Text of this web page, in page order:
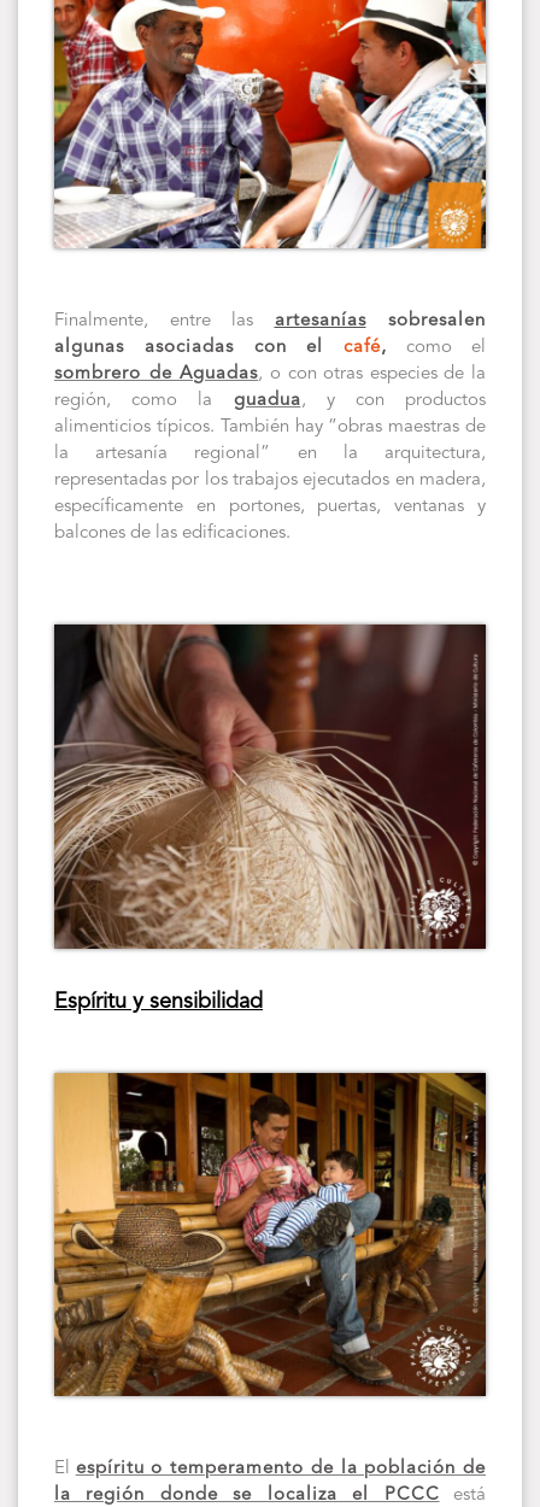
Finalmente, entre las artesaníassobresalen
algunas asociadas con elcafé, como el
sombrero de Aguadas, o con otras especies de la
región, como la guadua, y con productos
alimenticios típicos. También hay “obras maestras de
la artesanía regional” en la arquitectura,
representadas por los trabajos ejecutados en madera,
específicamente en portones, puertas, ventanas y
balcones de las edificaciones.
Espíritu y sensibilidad
El espíritu o temperamento de la población de
la región donde se localiza el PCCC está